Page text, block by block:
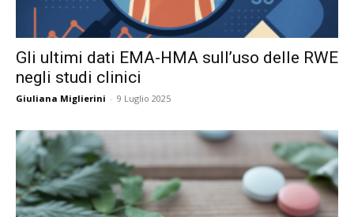
Gli ultimi dati EMA-HMA sull’uso delle RWE
negli studi clinici
Giuliana Miglierini - 9 Luglio 2025